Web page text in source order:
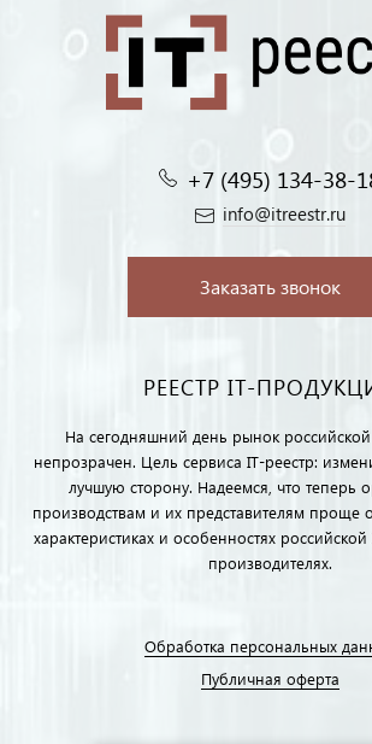
+7 (495) 134-38-
info@itreestr.ru
Заказать звонок
РЕЕСТР IT-
На сегодняшний день рынок
непрозрачен. Цель сервиса IT-реестр:
лучшую сторону. Надеемся, что теперь
производствам и их представителям проще
характеристиках и особенностях
производителях.
Обработка персональных
Публичная оферта